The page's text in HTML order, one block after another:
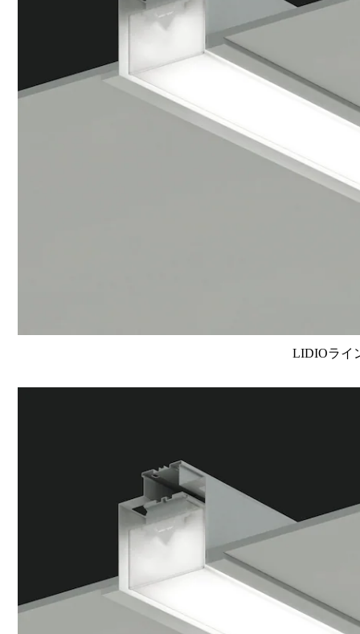
LIDIOライ